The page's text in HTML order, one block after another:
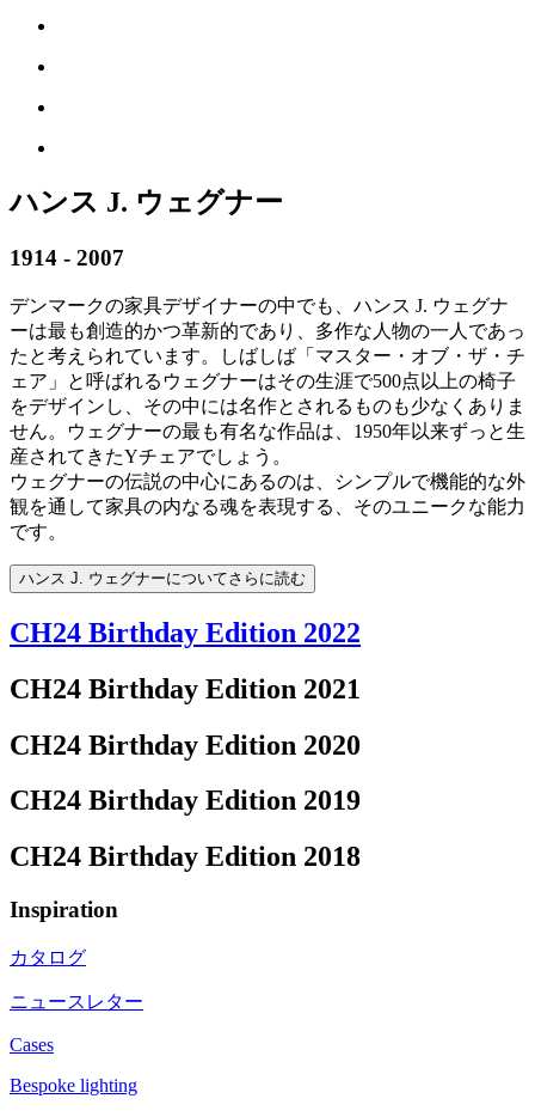
ハンス J. ウェグナー
1914 - 2007
デンマークの家具デザイナーの中でも、ハンス J. ウェグナ
ーは最も創造的かつ革新的であり、多作な人物の一人であっ
たと考えられています。しばしば「マスター・オブ・ザ・チ
ェア」と呼ばれるウェグナーはその生涯で500点以上の椅子
をデザインし、その中には名作とされるものも少なくありま
せん。ウェグナーの最も有名な作品は、1950年以来ずっと生
産されてきたYチェアでしょう。
ウェグナーの伝説の中心にあるのは、シンプルで機能的な外
観を通して家具の内なる魂を表現する、そのユニークな能力
です。
ハンス J. ウェグナーについてさらに読む
CH24 Birthday Edition 2022
CH24 Birthday Edition 2021
CH24 Birthday Edition 2020
CH24 Birthday Edition 2019
CH24 Birthday Edition 2018
Inspiration
カタログ
ニュースレター
Cases
Bespoke lighting